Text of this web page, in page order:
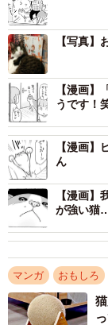
【写真】
【漫画
うです！
【漫画
ん
【漫画
が強い猫
マンガ おもしろ